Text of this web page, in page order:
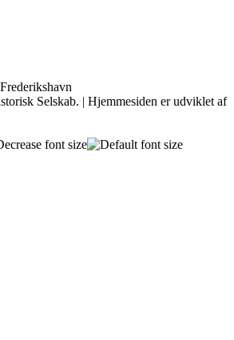
Selskab. | Hjemmesiden er udviklet af